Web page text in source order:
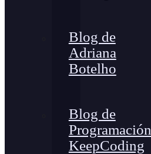
Blog de
Adriana
Botelho
Blog de
Programación
KeepCoding